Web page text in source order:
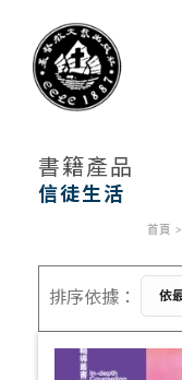
書籍產品
首頁 >
信徒生活